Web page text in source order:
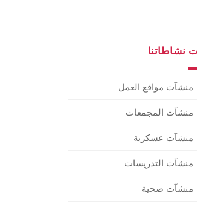
نشاطاتنا
منشآت مواقع العمل
منشآت المجمعات
منشآت عسكرية
منشآت التدريسات
منشآت صحية